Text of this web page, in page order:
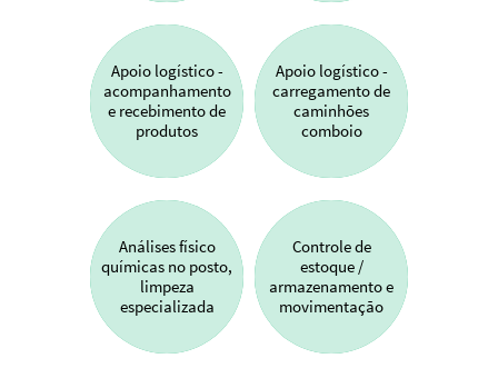
Apoio logístico -
acompanhamento
e recebimento de
produtos
Apoio logístico -
carregamento de
caminhões
comboio
Análises físico
químicas no posto,
limpeza
especializada
Controle de
estoque /
armazenamento e
movimentação